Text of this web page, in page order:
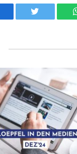
Facebook